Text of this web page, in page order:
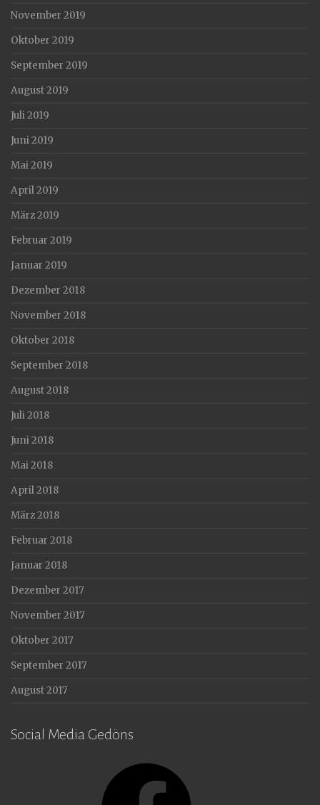
November 2019
Oktober 2019
September 2019
August 2019
Juli 2019
Juni 2019
Mai 2019
April 2019
März 2019
Februar 2019
Januar 2019
Dezember 2018
November 2018
Oktober 2018
September 2018
August 2018
Juli 2018
Juni 2018
Mai 2018
April 2018
März 2018
Februar 2018
Januar 2018
Dezember 2017
November 2017
Oktober 2017
September 2017
August 2017
Social Media Gedöns